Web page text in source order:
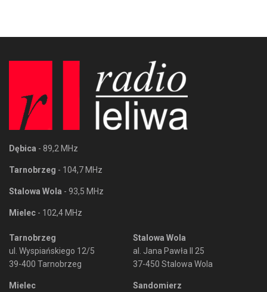
Dębica - 89,2 MHz
Tarnobrzeg - 104,7 MHz
Stalowa Wola - 93,5 MHz
Mielec - 102,4 MHz
Tarnobrzeg
ul. Wyspiańskiego 12/5
39-400 Tarnobrzeg
Mielec
Stalowa Wola
al. Jana Pawła II 25
37-450 Stalowa Wola
Sandomierz